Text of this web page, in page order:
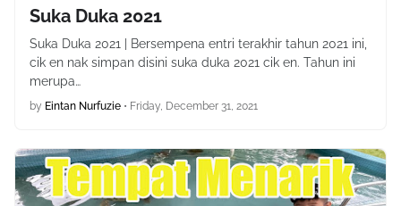
Suka Duka 2021
Suka Duka 2021 | Bersempena entri terakhir tahun 2021 ini,
cik en nak simpan disini suka duka 2021 cik en. Tahun ini
merupa…
by Eintan Nurfuzie • Friday, December 31, 2021